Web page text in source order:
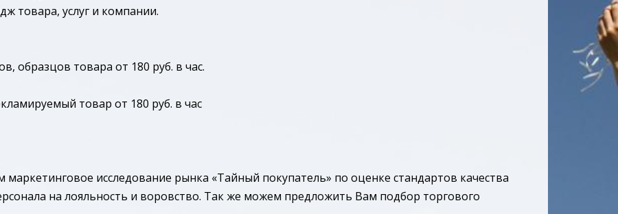
товара, услуг и компании.
образцов товара от 180 руб. в час.
товар от 180 руб. в час
исследование рынка «Тайный покупатель» по оценке стандартов качества
на лояльность и воровство. Так же можем предложить Вам подбор торгового